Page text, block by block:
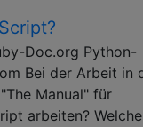
Doc.org Python-
Bei der Arbeit in
Manual" für
arbeiten? Welche